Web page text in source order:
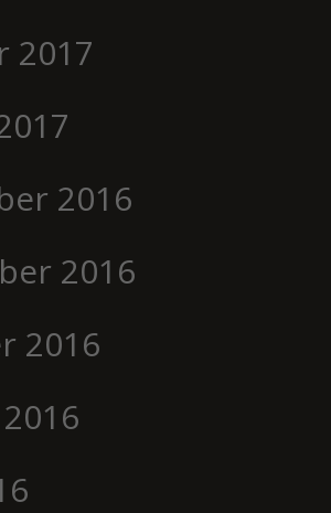
2017
2016
2016
2016